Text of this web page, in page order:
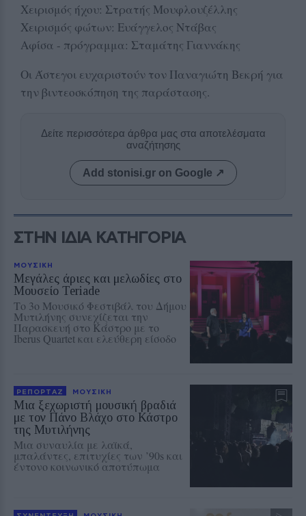
Χειρισμός ήχου: Στρατής Μουφλουζέλλης
Χειρισμός φώτων: Ευάγγελος Ντάβας
Αφίσα - πρόγραμμα: Σταμάτης Γιαννάκης
Οι Άστεγοι ευχαριστούν τον Παναγιώτη Βεκρή για
την βιντεοσκόπηση της παράστασης.
Δείτε περισσότερα άρθρα μας στα αποτελέσματα
αναζήτησης
Add stonisi.gr on Google ↗
ΣΤΗΝ ΙΔΙΑ ΚΑΤΗΓΟΡΙΑ
ΜΟΥΣΙΚΗ
Μεγάλες άριες και μελωδίες στο
Μουσείο Teriade
Το 3ο Μουσικό Φεστιβάλ του Δήμου
Μυτιλήνης συνεχίζεται την
Παρασκευή στο Κάστρο με το
Iberus Quartet και ελεύθερη είσοδο
ΡΕΠΟΡΤΑΖ ΜΟΥΣΙΚΗ
Μια ξεχωριστή μουσική βραδιά
με τον Πάνο Βλάχο στο Κάστρο
της Μυτιλήνης
Μια συναυλία με λαϊκά,
μπαλάντες, επιτυχίες των ’90s και
έντονο κοινωνικό αποτύπωμα